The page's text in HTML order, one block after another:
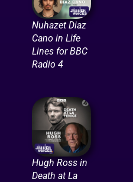
Nuhazet Diaz
Cano in Life
Lines for BBC
Radio 4
Hugh Ross in
Death at La